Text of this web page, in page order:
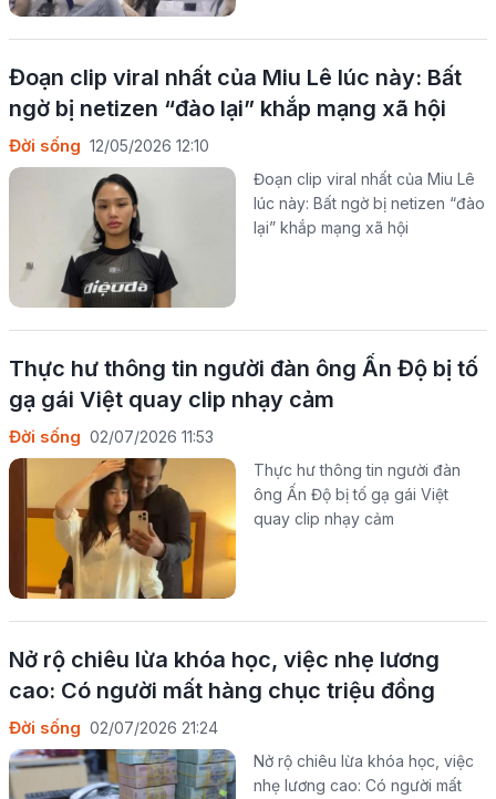
Đoạn clip viral nhất của Miu Lê lúc này: Bất
ngờ bị netizen “đào lại” khắp mạng xã hội
Đời sống 12/05/2026 12:10
Đoạn clip viral nhất của Miu Lê
lúc này: Bất ngờ bị netizen “đào
lại” khắp mạng xã hội
Thực hư thông tin người đàn ông Ấn Độ bị tố
gạ gái Việt quay clip nhạy cảm
Đời sống 02/07/2026 11:53
Thực hư thông tin người đàn
ông Ấn Độ bị tố gạ gái Việt
quay clip nhạy cảm
Nở rộ chiêu lừa khóa học, việc nhẹ lương
cao: Có người mất hàng chục triệu đồng
Đời sống 02/07/2026 21:24
Nở rộ chiêu lừa khóa học, việc
nhẹ lương cao: Có người mất